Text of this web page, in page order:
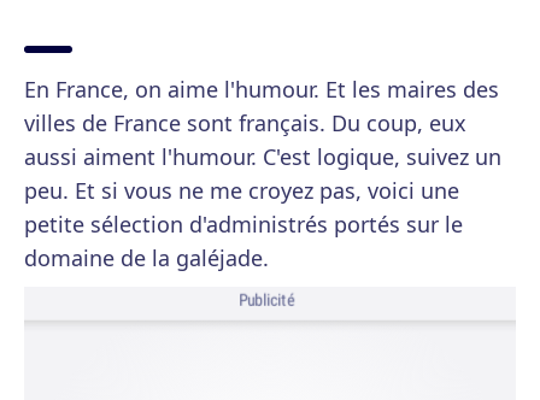
En France, on aime l'humour. Et les maires des
villes de France sont français. Du coup, eux
aussi aiment l'humour. C'est logique, suivez un
peu. Et si vous ne me croyez pas, voici une
petite sélection d'administrés portés sur le
domaine de la galéjade.
Publicité